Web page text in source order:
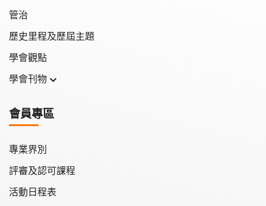
管治
歷史里程及歷屆主題
學會觀點
學會刊物
學會會報
會員專區
專業界別
評審及認可課程
活動日程表